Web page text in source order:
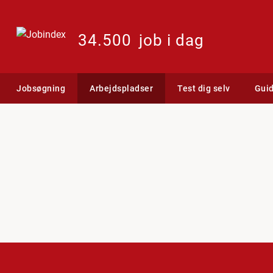
34.500 job i dag
Jobsøgning Arbejdspladser Test dig selv